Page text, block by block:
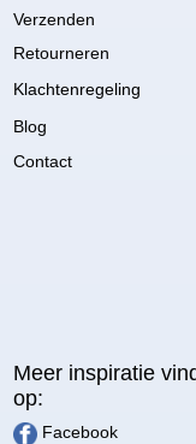
Verzenden
Retourneren
Klachtenregeling
Blog
Contact
Meer inspiratie
op:
Facebook